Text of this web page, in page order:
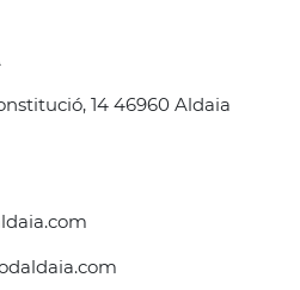
14 46960 Aldaia